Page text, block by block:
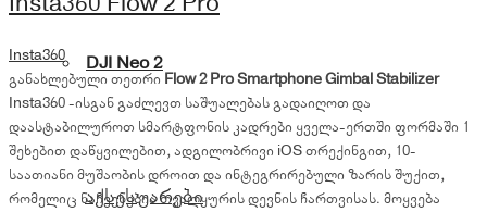
DJI Neo 2
აქსესუარები
Insta360
განახლებული თეთრი Flow 2 Pro Smartphone Gimbal Stabilizer
Insta360 -ისგან გაძლევთ საშუალებას გადაიღოთ და
დაასტაბილუროთ სმარტფონის კადრები ყველა-ერთში ფორმაში 1
შეხებით დაწყვილებით, ადგილობრივი iOS თრექინგით, 10-
საათიანი მუშაობის დროით და ინტეგრირებული ზარის შუქით,
რომელიც ნაჩვენებია თვალყურის დევნის ჩართვისას. მოყვება